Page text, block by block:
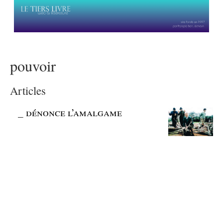
pouvoir
Articles
_dénonce l’amalgame